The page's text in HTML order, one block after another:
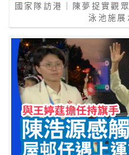
國家隊訪港｜陳夢捉實觀
泳池施展